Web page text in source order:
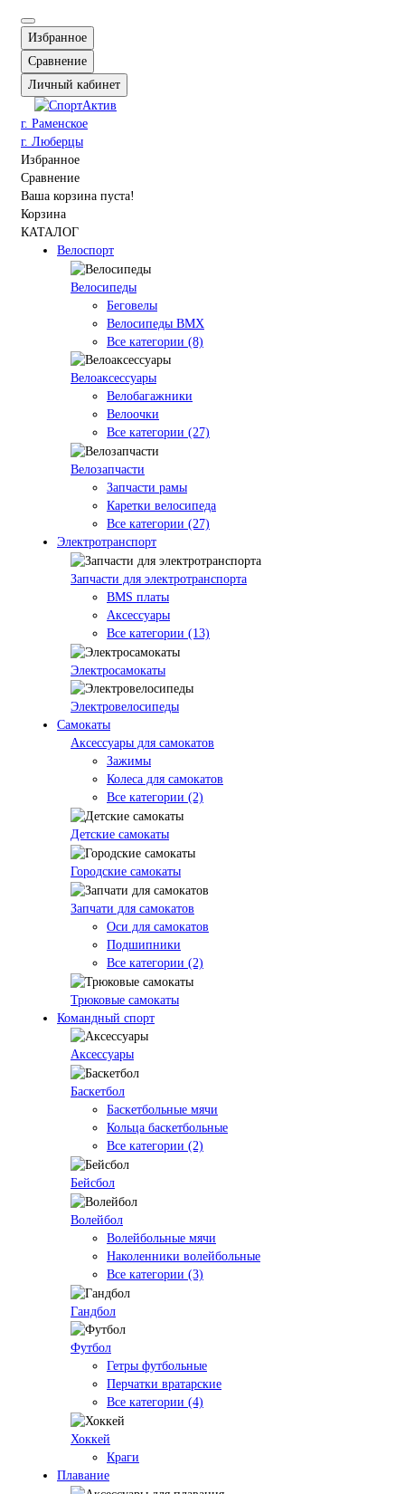
Избранное
Сравнение
Личный кабинет
г. Раменское
г. Люберцы
Избранное
Сравнение
Ваша корзина пуста!
Корзина
КАТАЛОГ
Велоспорт
Велосипеды
Беговелы
Велосипеды BMX
Все категории (8)
Велоаксессуары
Велобагажники
Велоочки
Все категории (27)
Велозапчасти
Запчасти рамы
Каретки велосипеда
Все категории (27)
Электротранспорт
Запчасти для электротранспорта
BMS платы
Аксессуары
Все категории (13)
Электросамокаты
Электровелосипеды
Самокаты
Аксессуары для самокатов
Зажимы
Колеса для самокатов
Все категории (2)
Детские самокаты
Городские самокаты
Запчати для самокатов
Оси для самокатов
Подшипники
Все категории (2)
Трюковые самокаты
Командный спорт
Аксессуары
Баскетбол
Баскетбольные мячи
Кольца баскетбольные
Все категории (2)
Бейсбол
Волейбол
Волейбольные мячи
Наколенники волейбольные
Все категории (3)
Гандбол
Футбол
Гетры футбольные
Перчатки вратарские
Все категории (4)
Хоккей
Краги
Плавание